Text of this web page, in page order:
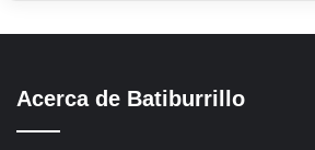
Acerca de Batiburrillo